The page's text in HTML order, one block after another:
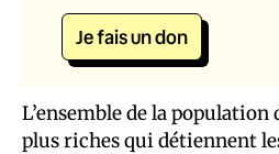
Je fais un don
L’ensemble de la
plus riches qui détiennent